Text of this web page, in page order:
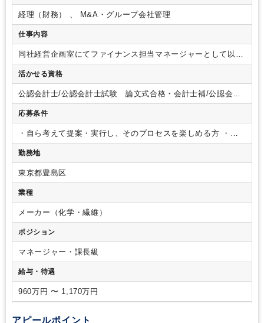
経理（財務） 、 M&A・グループ会社管理
仕事内容
同社経営企画室にてファイナンス担当マネージャーとして以下
業務に従事いただきます。・財務業務・M&A関連業務・
取締役会運営業務
ント業務
・その他関連業務 など 経験スキルを考慮の上、
お任せする業務は検討いたします。ご自身の得意分野からご
担当いただき、徐々に領域を広げていっていただきます。
活かせる資格
公認会計士/公認会計士試験 論文式合格・会計士補/公認会計
士試験 短答式合格/税理士/税理士 シングルマスター/税理
士 ダブルマスター/税理士試験 １科目合格/税理士試験 ２
科目合格/税理士試験 ３科目合格/税理士試験 ４科目合
格/USCPA/USCPA 科目合格/日商簿記 １級/日商簿記 ２
級
応募条件
・自ら考えて提案・実行し、そのプロセスを楽しめる方 ・財
務業務3年以上の経験をお持ちの方・マネジメント経験がある
方 （歓迎要件）
リー業務などの経験がある方
通りの経理経験がある方
的に利用するわけではありませんが、英語・中国語が堪能な方
は活かせるチャンスがございます
勤務地
東京都豊島区
業種
メーカー（化学・繊維）
ポジション
マネージャー・課長級
給与・待遇
960万円 〜 1,170万円
アピールポイント